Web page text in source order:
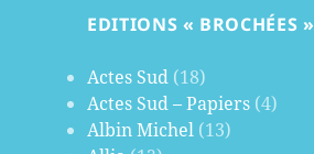
EDITIONS « BROCHÉES »
Actes Sud (18)
Actes Sud – Papiers (4)
Albin Michel (13)